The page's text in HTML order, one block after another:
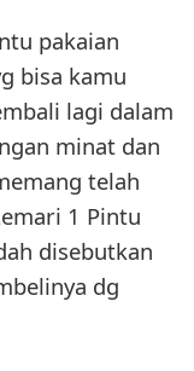
pakaian
bisa kamu
lagi dalam
minat dan
telah
1 Pintu
disebutkan
dg